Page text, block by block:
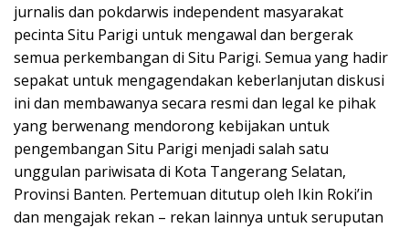
jurnalis dan pokdarwis independent masyarakat
pecinta Situ Parigi untuk mengawal dan bergerak
semua perkembangan di Situ Parigi. Semua yang hadir
sepakat untuk mengagendakan keberlanjutan diskusi
ini dan membawanya secara resmi dan legal ke pihak
yang berwenang mendorong kebijakan untuk
pengembangan Situ Parigi menjadi salah satu
unggulan pariwisata di Kota Tangerang Selatan,
Provinsi Banten. Pertemuan ditutup oleh Ikin Roki’in
dan mengajak rekan – rekan lainnya untuk seruputan